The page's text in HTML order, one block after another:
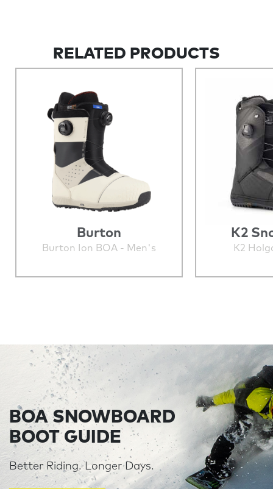
RELATED PRODUCTS
Burton
Burton Ion BOA - Men's
K2
K2
BOA SNOWBOARD
BOOT GUIDE
Better Riding. Longer Days.